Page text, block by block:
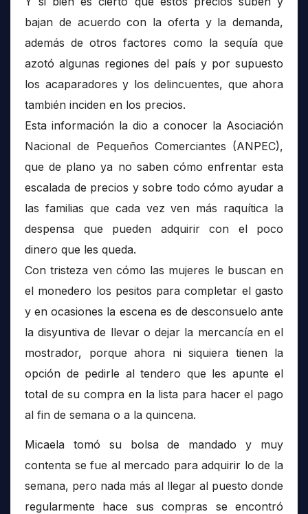
bajan de acuerdo con la oferta y la demanda,
además de otros factores como la sequía que
azotó algunas regiones del país y por supuesto
los acaparadores y los delincuentes, que ahora
también inciden en los precios.
Esta información la dio a conocer la Asociación
Nacional de Pequeños Comerciantes (ANPEC),
que de plano ya no saben cómo enfrentar esta
escalada de precios y sobre todo cómo ayudar a
las familias que cada vez ven más raquítica la
despensa que pueden adquirir con el poco
dinero que les queda.
Con tristeza ven cómo las mujeres le buscan en
el monedero los pesitos para completar el gasto
y en ocasiones la escena es de desconsuelo ante
la disyuntiva de llevar o dejar la mercancía en el
mostrador, porque ahora ni siquiera tienen la
opción de pedirle al tendero que les apunte el
total de su compra en la lista para hacer el pago
al fin de semana o a la quincena.
Micaela tomó su bolsa de mandado y muy
contenta se fue al mercado para adquirir lo de la
semana, pero nada más al llegar al puesto donde
regularmente hace sus compras se encontró